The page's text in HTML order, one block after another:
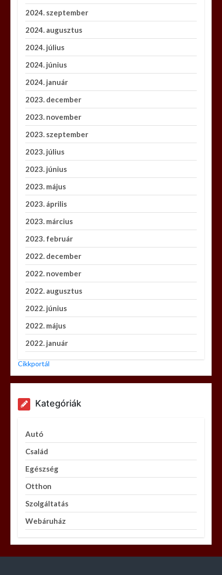
2024. szeptember
2024. augusztus
2024. július
2024. június
2024. január
2023. december
2023. november
2023. szeptember
2023. július
2023. június
2023. május
2023. április
2023. március
2023. február
2022. december
2022. november
2022. augusztus
2022. június
2022. május
2022. január
Cikkportál
Kategóriák
Autó
Család
Egészség
Otthon
Szolgáltatás
Webáruház